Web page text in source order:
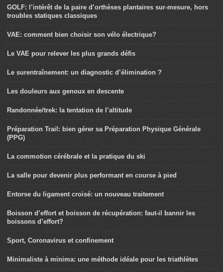
GOLF: l’intérêt de la paire d’orthèses plantaires sur-mesure, hors
troubles statiques classiques
VAE: comment bien choisir son vélo électrique?
Le VAE pour relever les plus grands défis
Le surentraînement: un diagnostic d’élimination ?
Les douleurs aux genoux en descente
Randonnée/trek: la tentation de l’altitude
Préparation Trail: bien gérer sa Préparation Physique Générale
(PPG)
La commotion cérébrale et la pratique du ski
La salle pour devenir plus performant en course à pied
Entorse du ligament croisé: un nouveau traitement
Boisson d’effort et boisson de récupération: faut-il bannir les
boissons d’effort?
Sport, Coronavirus et confinement
Minimaliste à minima: une méthode idéale pour les triathlètes